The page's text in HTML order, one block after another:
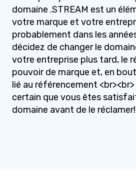
domaine .STREAM est un
votre marque et votre
probablement dans les
décidez de changer le
votre entreprise plus tard, le
pouvoir de marque et, en
lié au référencement
certain que vous êtes
domaine avant de le réclamer!